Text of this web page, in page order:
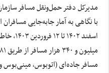
مدیرکل دفتر حمل‌ونقل مسافر
اسفند
مسافر جاده‌ای (اتوبوس، مینی‌بوس